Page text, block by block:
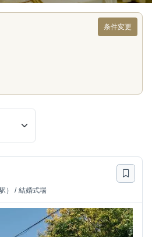
条件変更
） / 結婚式場